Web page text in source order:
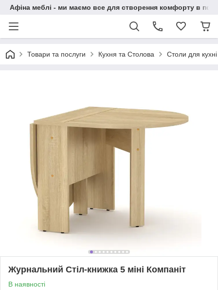
Афіна меблі - ми маємо все для створення комфорту в
Товари та послуги Кухня та Столова Столи для кухні
Журнальний Стіл-книжка 5 міні Компаніт
В наявності